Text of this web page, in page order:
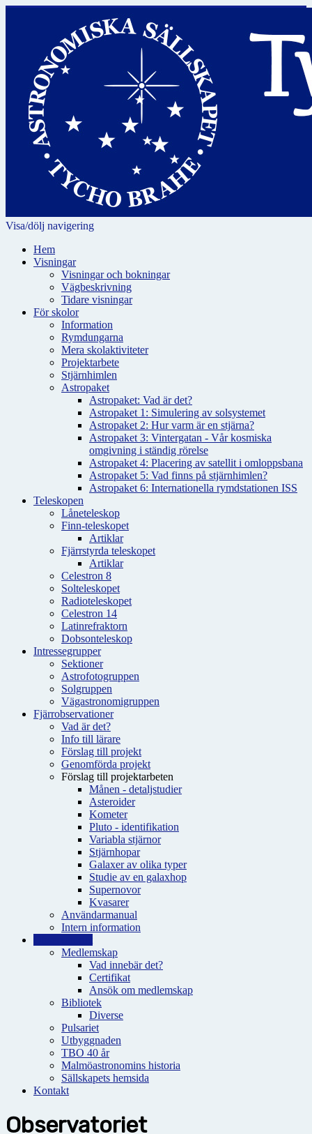
Visa/dölj navigering
Hem
Visningar
Visningar och bokningar
Vägbeskrivning
Tidare visningar
För skolor
Information
Rymdungarna
Mera skolaktiviteter
Projektarbete
Stjärnhimlen
Astropaket
Astropaket: Vad är det?
Astropaket 1: Simulering av solsystemet
Astropaket 2: Hur varm är en stjärna?
Astropaket 3: Vintergatan - Vår kosmiska
omgivning i ständig rörelse
Astropaket 4: Placering av satellit i omloppsbana
Astropaket 5: Vad finns på stjärnhimlen?
Astropaket 6: Internationella rymdstationen ISS
Teleskopen
Låneteleskop
Finn-teleskopet
Artiklar
Fjärrstyrda teleskopet
Artiklar
Celestron 8
Solteleskopet
Radioteleskopet
Celestron 14
Latinrefraktorn
Dobsonteleskop
Intressegrupper
Sektioner
Astrofotogruppen
Solgruppen
Vägastronomigruppen
Fjärrobservationer
Vad är det?
Info till lärare
Förslag till projekt
Genomförda projekt
Förslag till projektarbeten
Månen - detaljstudier
Asteroider
Kometer
Pluto - identifikation
Variabla stjärnor
Stjärnhopar
Galaxer av olika typer
Studie av en galaxhop
Supernovor
Kvasarer
Användarmanual
Intern information
Medlemskap
Vad innebär det?
Certifikat
Ansök om medlemskap
Bibliotek
Diverse
Pulsariet
Utbyggnaden
TBO 40 år
Malmöastronomins historia
Sällskapets hemsida
Kontakt
Observatoriet